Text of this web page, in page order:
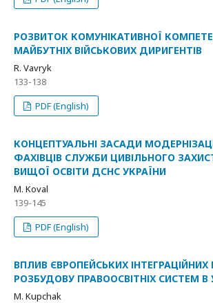
РОЗВИТОК КОМУНІКАТИВНОЇ
МАЙБУТНІХ ВІЙСЬКОВИХ ДИРИГЕНТІВ
R. Vavryk
133-138
PDF (English)
КОНЦЕПТУАЛЬНІ ЗАСАДИ
ФАХІВЦІВ СЛУЖБИ ЦИВІЛЬНОГО
ВИЩОЇ ОСВІТИ ДСНС УКРАЇНИ
M. Koval
139-145
PDF (English)
ВПЛИВ ЄВРОПЕЙСЬКИХ ІНТЕГРАЦІЙНИХ
РОЗБУДОВУ ПРАВООСВІТНІХ СИСТЕМ В
M. Kupchak